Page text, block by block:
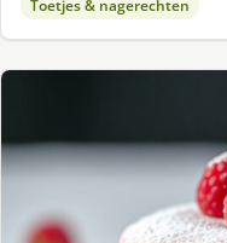
Toetjes & nagerechten